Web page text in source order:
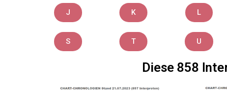
J K L
S T U
Diese 858